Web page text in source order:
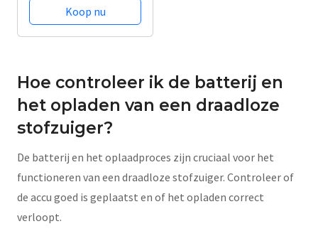
- 5 Zuigniveaus -
Vacuum Cleaner -
Draadloze Snoerloze
Zak - Op Accu -...
Koop nu
Hoe controleer ik de batterij en
het opladen van een draadloze
stofzuiger?
De batterij en het oplaadproces zijn cruciaal voor het
functioneren van een draadloze stofzuiger. Controleer of
de accu goed is geplaatst en of het opladen correct
verloopt.